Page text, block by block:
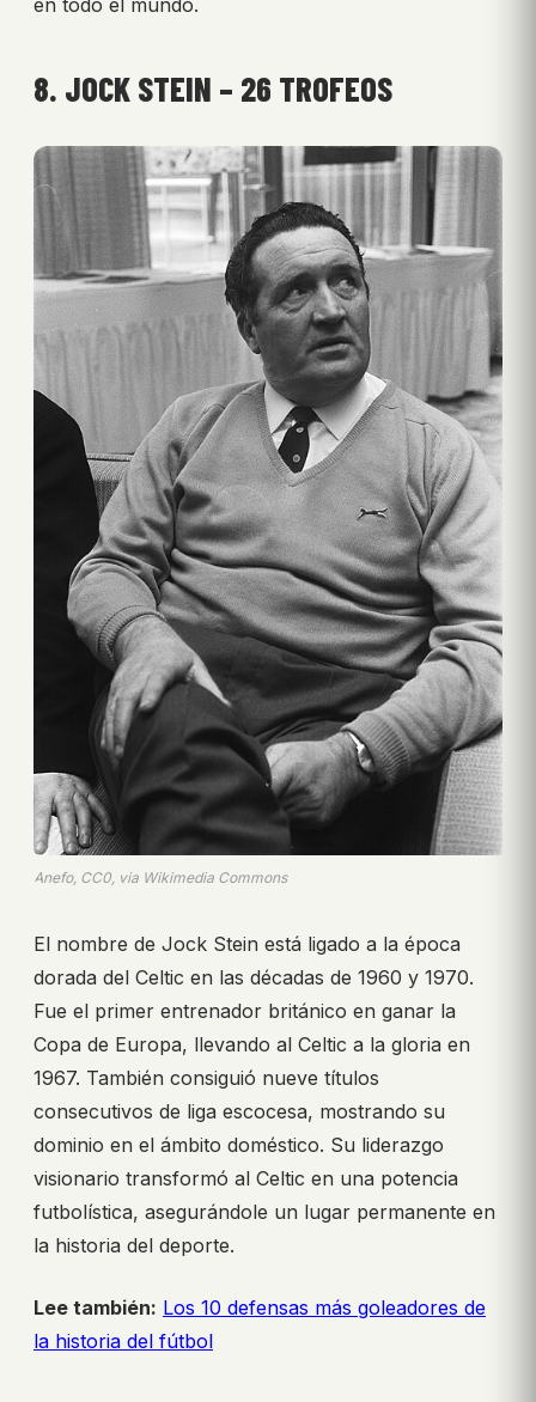
en todo el mundo.
8. JOCK STEIN – 26 TROFEOS
Anefo, CC0, via Wikimedia Commons
El nombre de Jock Stein está ligado a la época
dorada del Celtic en las décadas de 1960 y 1970.
Fue el primer entrenador británico en ganar la
Copa de Europa, llevando al Celtic a la gloria en
1967. También consiguió nueve títulos
consecutivos de liga escocesa, mostrando su
dominio en el ámbito doméstico. Su liderazgo
visionario transformó al Celtic en una potencia
futbolística, asegurándole un lugar permanente en
la historia del deporte.
Lee también: Los 10 defensas más goleadores de
la historia del fútbol